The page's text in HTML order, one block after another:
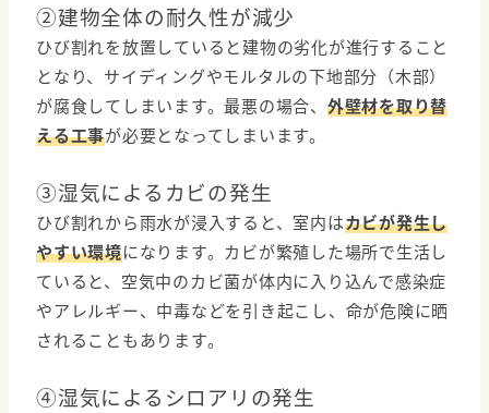
②建物全体の耐久性が減少
ひび割れを放置していると建物の劣化が進行すること
となり、サイディングやモルタルの下地部分（木部）
が腐食してしまいます。最悪の場合、 外壁材を取り替
える工事が必要となってしまいます。
③湿気によるカビの発生
ひび割れから雨水が浸入すると、室内はカビが発生し
やすい環境になります。カビが繁殖した場所で生活し
ていると、空気中のカビ菌が体内に入り込んで感染症
やアレルギー、中毒などを引き起こし、命が危険に晒
されることもあります。
④湿気によるシロアリの発生